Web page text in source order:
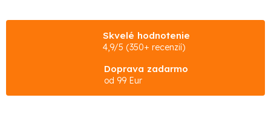
Skvelé hodnotenie
4,9/5 (350+ recenzií)
Doprava zadarmo
od 99 Eur